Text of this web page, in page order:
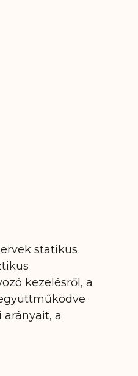
statikus
kezelésről, a
a